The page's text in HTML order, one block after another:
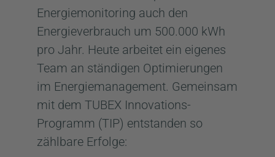
Energiemonitoring auch den
Energieverbrauch um 500.000 kWh
pro Jahr. Heute arbeitet ein eigenes
Team an ständigen Optimierungen
im Energiemanagement. Gemeinsam
mit dem TUBEX Innovations-
Programm (TIP) entstanden so
zählbare Erfolge: